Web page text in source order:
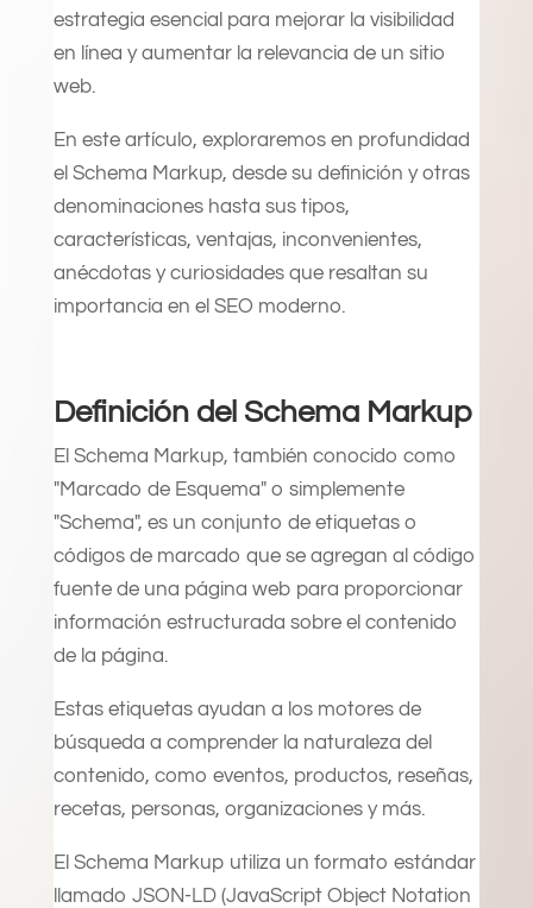
estrategia esencial para mejorar la visibilidad
en línea y aumentar la relevancia de un sitio
web.
En este artículo, exploraremos en profundidad
el Schema Markup, desde su definición y otras
denominaciones hasta sus tipos,
características, ventajas, inconvenientes,
anécdotas y curiosidades que resaltan su
importancia en el SEO moderno.
Definición del Schema Markup
El Schema Markup, también conocido como
"Marcado de Esquema" o simplemente
"Schema", es un conjunto de etiquetas o
códigos de marcado que se agregan al código
fuente de una página web para proporcionar
información estructurada sobre el contenido
de la página.
Estas etiquetas ayudan a los motores de
búsqueda a comprender la naturaleza del
contenido, como eventos, productos, reseñas,
recetas, personas, organizaciones y más.
El Schema Markup utiliza un formato estándar
llamado JSON-LD (JavaScript Object Notation